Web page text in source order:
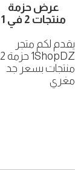
عرض حزمة
منتجات 2 في 1
يقدم لكم متجر
1ShopDZ حزمة 2
منتجات بسعر جد
مغري